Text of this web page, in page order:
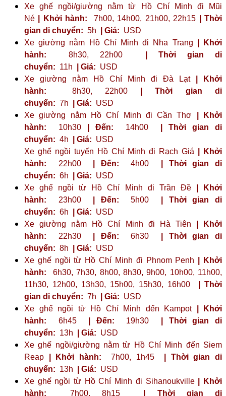
Xe ghế ngồi/giường nằm từ Hồ Chí Minh đi Mũi
Né
| Khởi hành: 7h00, 14h00, 21h00, 22h15
| Thời
gian di chuyển: 5h | Giá: USD
Xe giường nằm Hồ Chí Minh đi Nha Trang
| Khởi
hành: 8h30, 22h00
| Thời gian di
chuyển: 11h | Giá: USD
Xe giường nằm Hồ Chí Minh đi Đà Lạt
| Khởi
hành: 8h30, 22h00
| Thời gian di
chuyển: 7h | Giá: USD
Xe giường nằm Hồ Chí Minh đi Cần Thơ
| Khởi
hành: 10h30 | Đến: 14h00
| Thời gian di
chuyển: 4h | Giá: USD
Xe ghế ngồi tuyến Hồ Chí Minh đi Rạch Giá
| Khởi
hành: 22h00 | Đến: 4h00
| Thời gian di
chuyển: 6h | Giá: USD
Xe ghế ngồi từ Hồ Chí Minh đi Trần Đề
| Khởi
hành: 23h00 | Đến: 5h00
| Thời gian di
chuyển: 6h | Giá: USD
Xe giường nằm Hồ Chí Minh đi Hà Tiên
| Khởi
hành: 22h30 | Đến: 6h30
| Thời gian di
chuyển: 8h | Giá: USD
Xe ghế ngồi từ Hồ Chí Minh đi Phnom Penh
| Khởi
hành: 6h30, 7h30, 8h00, 8h30, 9h00, 10h00, 11h00,
11h30, 12h00, 13h30, 15h00, 15h30, 16h00
| Thời
gian di chuyển: 7h | Giá: USD
Xe ghế ngồi từ Hồ Chí Minh đến Kampot
| Khởi
hành: 6h45 | Đến: 19h30
| Thời gian di
chuyển: 13h | Giá: USD
Xe ghế ngồi/giường nằm từ Hồ Chí Minh đến Siem
Reap
| Khởi hành: 7h00, 1h45
| Thời gian di
chuyển: 13h | Giá: USD
Xe ghế ngồi từ Hồ Chí Minh đi Sihanoukville
| Khởi
hành: 7h00, 8h15 | Thời gian di